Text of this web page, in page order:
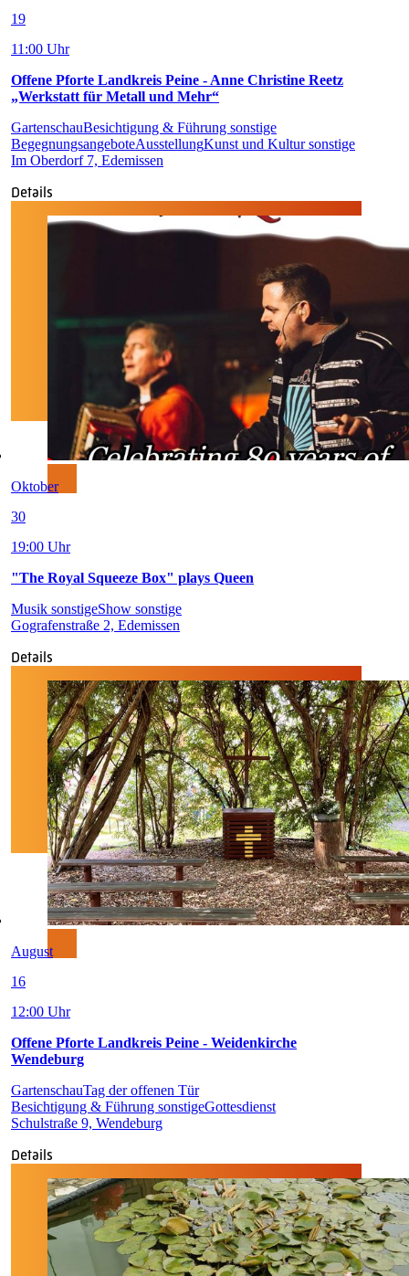
19
11:00 Uhr
Offene Pforte Landkreis Peine - Anne Christine Reetz
„Werkstatt für Metall und Mehr“
GartenschauBesichtigung & Führung sonstige
BegegnungsangeboteAusstellungKunst und Kultur sonstige
Im Oberdorf 7, Edemissen
Details
Oktober
30
19:00 Uhr
"The Royal Squeeze Box" plays Queen
Musik sonstigeShow sonstige
Gografenstraße 2, Edemissen
Details
August
16
12:00 Uhr
Offene Pforte Landkreis Peine - Weidenkirche
Wendeburg
GartenschauTag der offenen Tür
Besichtigung & Führung sonstigeGottesdienst
Schulstraße 9, Wendeburg
Details